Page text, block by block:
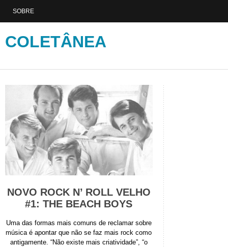
SOBRE
COLETÂNEA
NOVO ROCK N’ ROLL VELHO
#1: THE BEACH BOYS
Uma das formas mais comuns de reclamar sobre
música é apontar que não se faz mais rock como
antigamente. “Não existe mais criatividade”, “o